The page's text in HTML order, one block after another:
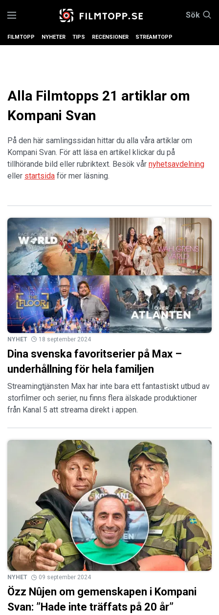
Sök
FILMTOPP NYHETER TIPS RECENSIONER STREAMTOPP
Alla Filmtopps 21 artiklar om
Kompani Svan
På den här samlingssidan hittar du alla våra artiklar om
Kompani Svan. För att läsa en artikel klickar du på
tillhörande bild eller rubriktext. Besök vår nyhetsavdelning
eller startsida för mer läsning.
NYHET 18 september 2024
Dina svenska favoritserier på Max –
underhållning för hela familjen
Streamingtjänsten Max har inte bara ett fantastiskt utbud av
storfilmer och serier, nu finns flera älskade produktioner
från Kanal 5 att streama direkt i appen.
NYHET 09 september 2024
Özz Nûjen om gemenskapen i Kompani
Svan: ”Hade inte träffats på 20 år”